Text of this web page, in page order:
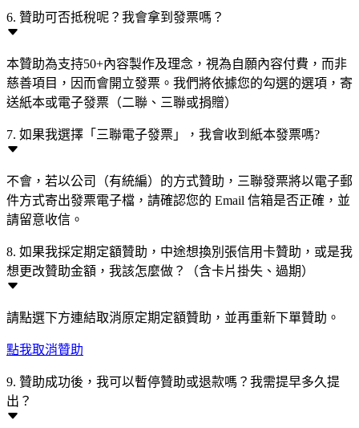
6. 贊助可否抵稅呢？我會拿到發票嗎？
本贊助為支持50+內容製作及理念，視為自願內容付費，而非
慈善項目，因而會開立發票。我們將依據您的勾選的選項，寄
送紙本或電子發票（二聯、三聯或捐贈）
7. 如果我選擇「三聯電子發票」，我會收到紙本發票嗎?
不會，若以公司（有統編）的方式贊助，三聯發票將以電子郵
件方式寄出發票電子檔，請確認您的 Email 信箱是否正確，並
請留意收信。
8. 如果我採定期定額贊助，中途想換別張信用卡贊助，或是我
想更改贊助金額，我該怎麼做？（含卡片掛失、過期）
請點選下方連結取消原定期定額贊助，並再重新下單贊助。
點我取消贊助
9. 贊助成功後，我可以暫停贊助或退款嗎？我需提早多久提
出？